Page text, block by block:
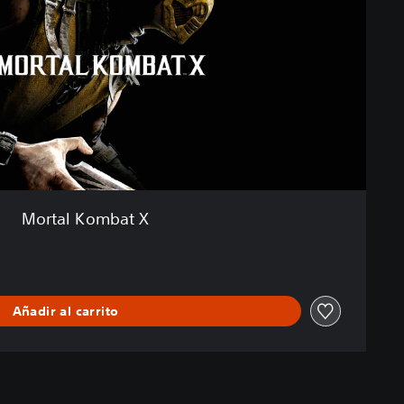
Mortal Kombat X
Añadir al carrito